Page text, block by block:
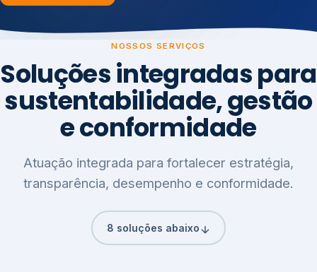
NOSSOS SERVIÇOS
Soluções integradas para
sustentabilidade, gestão
e conformidade
Atuação integrada para fortalecer estratégia,
transparência, desempenho e conformidade.
8 soluções abaixo